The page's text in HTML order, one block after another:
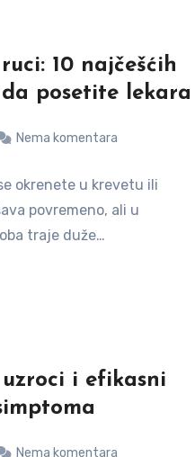
10 najčešćih
posetite lekara
Nema komentara
okrenete u krevetu ili
povremeno, ali u
traje duže…
i efikasni
Nema komentara